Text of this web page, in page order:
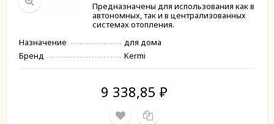
Предназначены для использования как в
автономных, так и в централизованных
системах отопления.
Назначение
для дома
Бренд
Kermi
9 338,85 ₽